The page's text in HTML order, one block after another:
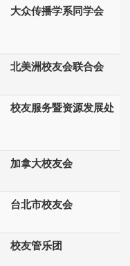
大众传播学系同学会
北美洲校友会联合会
校友服务暨资源发展处
加拿大校友会
台北市校友会
校友管乐团